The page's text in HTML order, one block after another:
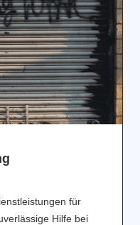
für
Hilfe bei